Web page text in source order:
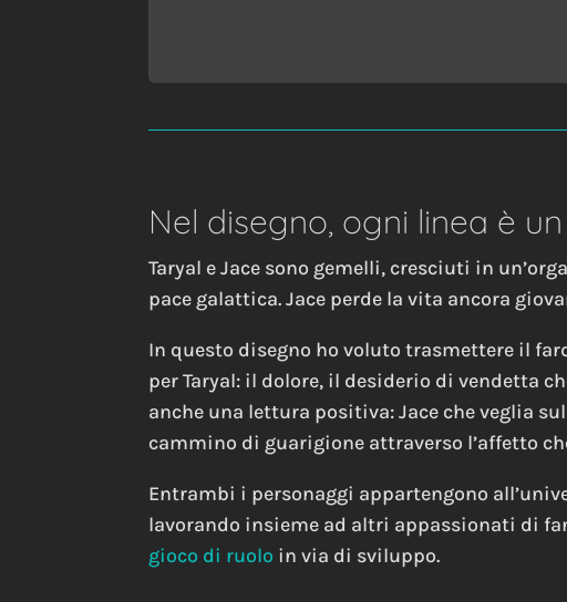
Nel disegno, ogni linea è
Taryal e Jace sono gemelli, cresciuti in
pace galattica. Jace perde la vita ancora
In questo disegno ho voluto trasmettere il
per Taryal: il dolore, il desiderio di vendetta
anche una lettura positiva: Jace che veglia
cammino di guarigione attraverso l’affetto
Entrambi i personaggi appartengono
lavorando insieme ad altri appassionati di
gioco di ruolo in via di sviluppo.